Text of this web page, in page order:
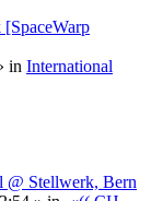
in International
Stellwerk, Bern